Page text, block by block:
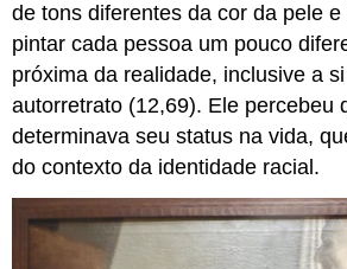
de tons diferentes da cor da pele
pintar cada pessoa um pouco
próxima da realidade, inclusive a
autorretrato (12,69). Ele percebeu
determinava seu status na vida,
do contexto da identidade racial.